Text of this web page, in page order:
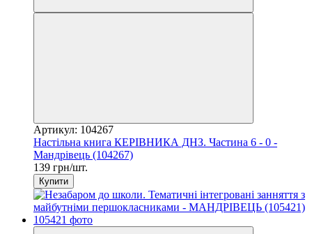
Артикул: 104267
Настільна книга КЕРІВНИКА ДНЗ. Частина 6 - 0 -
Мандрівець (104267)
139 грн/шт.
Купити